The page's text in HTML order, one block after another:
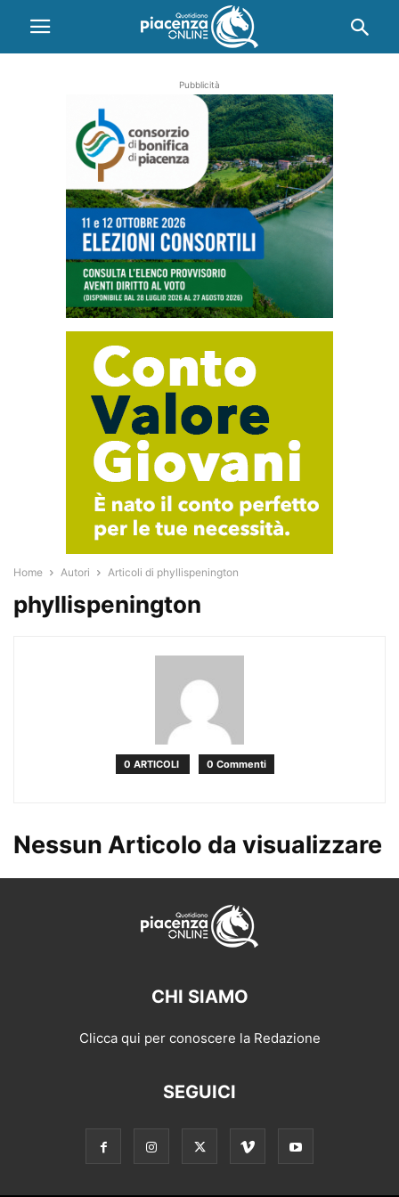
Pubblicità
Home Autori Articoli di phyllispenington
phyllispenington
0 ARTICOLI 0 Commenti
Nessun Articolo da visualizzare
CHI SIAMO
Clicca qui per conoscere la Redazione
SEGUICI